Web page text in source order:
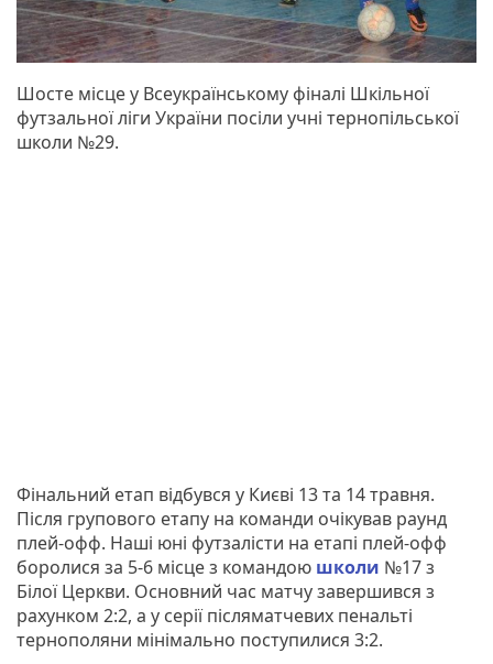
Шосте місце у Всеукраїнському фіналі Шкільної
футзальної ліги України посіли учні тернопільської
школи №29.
Фінальний етап відбувся у Києві 13 та 14 травня.
Після групового етапу на команди очікував раунд
плей-офф. Наші юні футзалісти на етапі плей-офф
боролися за 5-6 місце з командою школи №17 з
Білої Церкви. Основний час матчу завершився з
рахунком 2:2, а у серії післяматчевих пенальті
тернополяни мінімально поступилися 3:2.